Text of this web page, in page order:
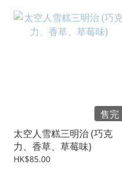
售完
太空人雪糕三明治 (巧克
力、香草、草莓味)
HK$85.00